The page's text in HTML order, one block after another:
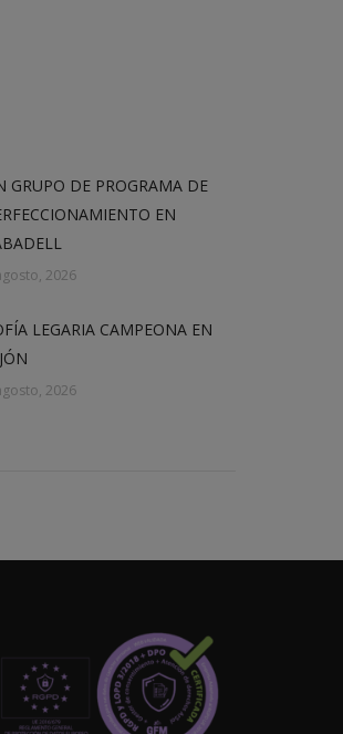
GRUPO DE PROGRAMA DE
EN
2026
LEGARIA CAMPEONA EN
2026